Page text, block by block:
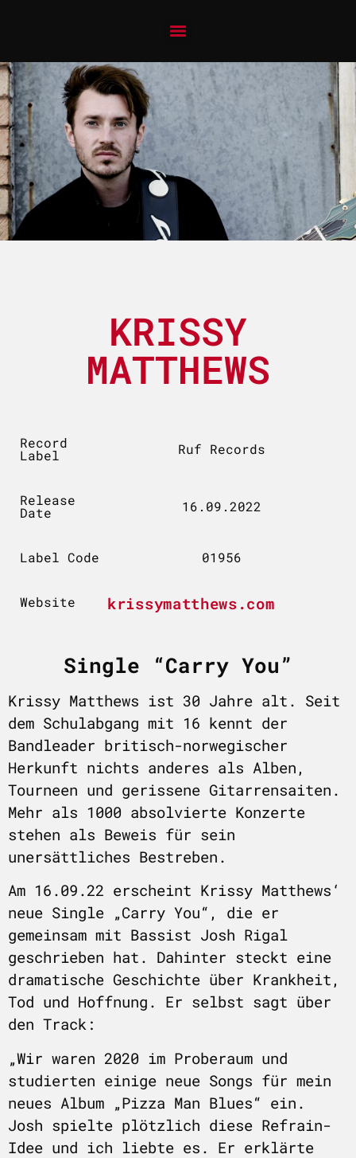
KRISSY
MATTHEWS
Record
Label Ruf Records
Release
Date 16.09.2022
Label Code 01956
Website krissymatthews.com
Single “Carry You”
Krissy Matthews ist 30 Jahre alt. Seit
dem Schulabgang mit 16 kennt der
Bandleader britisch-norwegischer
Herkunft nichts anderes als Alben,
Tourneen und gerissene Gitarrensaiten.
Mehr als 1000 absolvierte Konzerte
stehen als Beweis für sein
unersättliches Bestreben.
Am 16.09.22 erscheint Krissy Matthews‘
neue Single „Carry You“, die er
gemeinsam mit Bassist Josh Rigal
geschrieben hat. Dahinter steckt eine
dramatische Geschichte über Krankheit,
Tod und Hoffnung. Er selbst sagt über
den Track:
„Wir waren 2020 im Proberaum und
studierten einige neue Songs für mein
neues Album „Pizza Man Blues“ ein.
Josh spielte plötzlich diese Refrain-
Idee und ich liebte es. Er erklärte